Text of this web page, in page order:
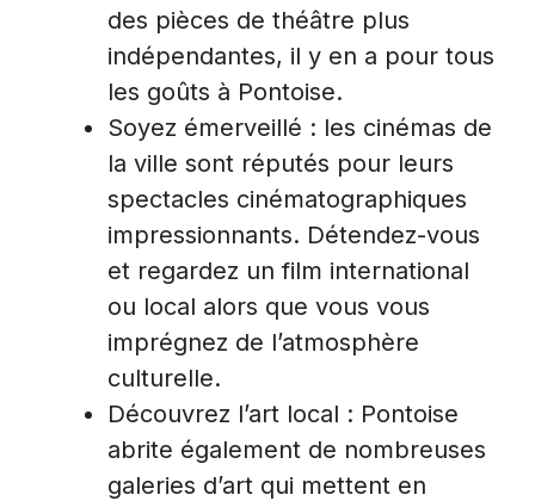
des pièces de théâtre plus
indépendantes, il y en a pour tous
les goûts à Pontoise.
Soyez émerveillé : les cinémas de
la ville sont réputés pour leurs
spectacles cinématographiques
impressionnants. Détendez-vous
et regardez un film international
ou local alors que vous vous
imprégnez de l’atmosphère
culturelle.
Découvrez l’art local : Pontoise
abrite également de nombreuses
galeries d’art qui mettent en